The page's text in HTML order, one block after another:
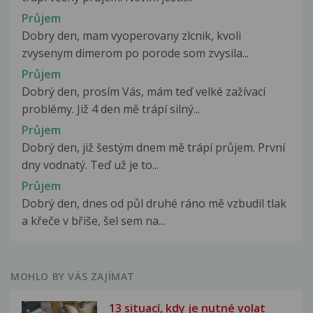
Průjem
Dobry den, mam vyoperovany zlcnik, kvoli
zvysenym dimerom po porode som zvysila...
Průjem
Dobrý den, prosím Vás, mám teď velké zažívací
problémy. Již 4 den mě trápí silný...
Průjem
Dobrý den, již šestým dnem mě trápí průjem. První
dny vodnatý. Teď už je to...
Průjem
Dobrý den, dnes od půl druhé ráno mě vzbudil tlak
a křeče v břiše, šel sem na...
MOHLO BY VÁS ZAJÍMAT
13 situací, kdy je nutné volat